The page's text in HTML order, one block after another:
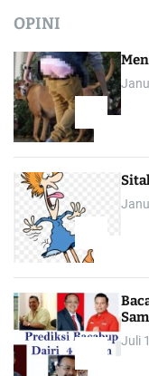
OPINI
Juli